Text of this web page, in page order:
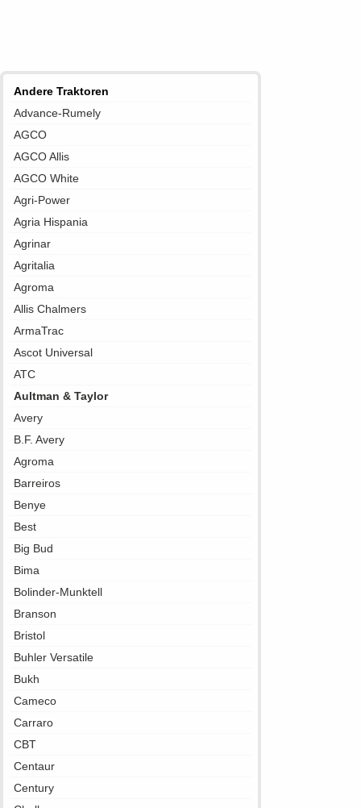
Andere Traktoren
Advance-Rumely
AGCO
AGCO Allis
AGCO White
Agri-Power
Agria Hispania
Agrinar
Agritalia
Agroma
Allis Chalmers
ArmaTrac
Ascot Universal
ATC
Aultman & Taylor
Avery
B.F. Avery
Agroma
Barreiros
Benye
Best
Big Bud
Bima
Bolinder-Munktell
Branson
Bristol
Buhler Versatile
Bukh
Cameco
Carraro
CBT
Centaur
Century